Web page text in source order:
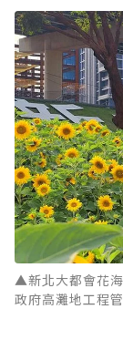
▲新北大都會花
政府高灘地工程